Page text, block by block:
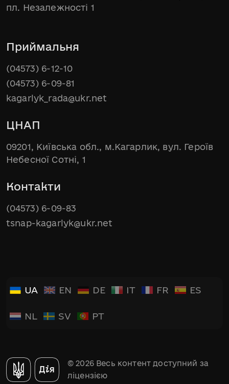
пл. Незалежності 1
Приймальня
(04573) 6-12-10
(04573) 6-09-81
kagarlyk_rada@ukr.net
ЦНАП
09201, Київська обл., м.Кагарлик, вул. Героїв
Небесної Сотні, 1
Контакти
(04573) 6-09-83
tsnap-kagarlyk@ukr.net
UA EN DE IT FR ES
NL SV PT
© 2026 Весь контент доступний за
ліцензією